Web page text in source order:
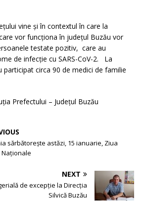
vine și în contextul în care la
vor funcționa în județul Buzău vor
testate pozitiv, care au
de infecție cu SARS-CoV-2. La
participat circa 90 de medici de familie
Prefectului – Județul Buzău
sărbătorește astăzi, 15 ianuarie, Ziua
Naționale
NEXT
de excepție la Direcția
Silvică Buzău